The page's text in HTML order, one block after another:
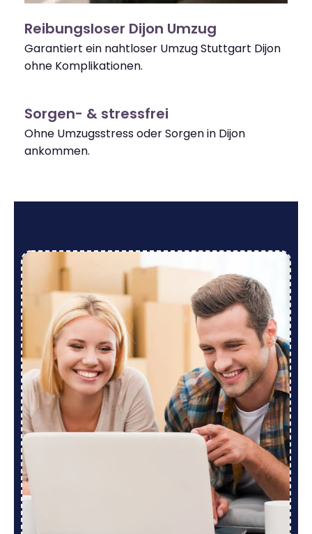
Reibungsloser Dijon Umzug
Garantiert ein nahtloser Umzug Stuttgart Dijon
ohne Komplikationen.
Sorgen- & stressfrei
Ohne Umzugsstress oder Sorgen in Dijon
ankommen.